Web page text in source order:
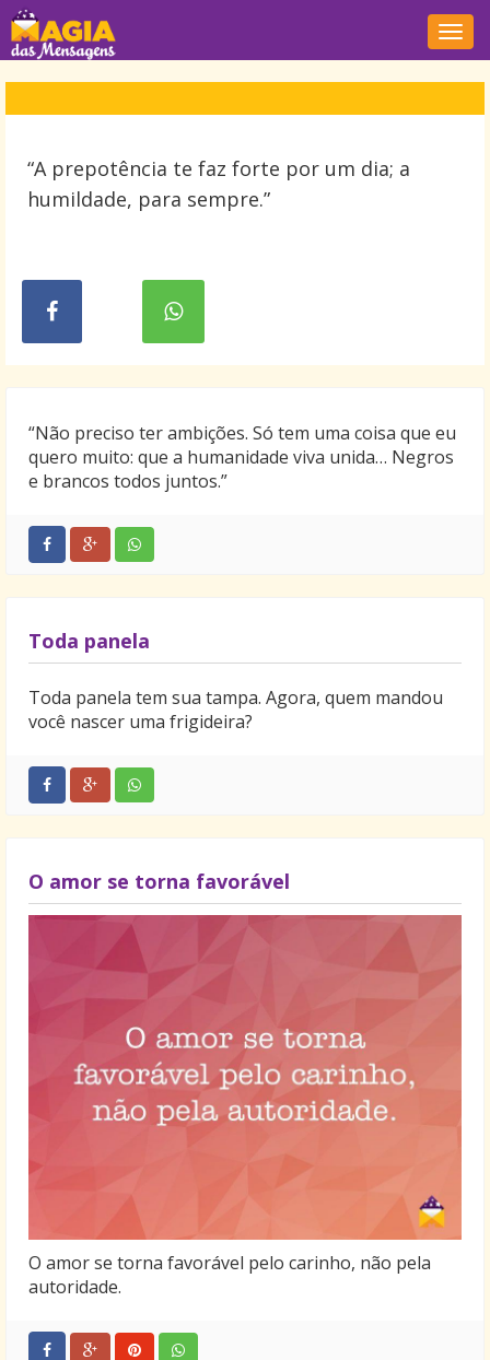
“A prepotência te faz forte por um dia; a
humildade, para sempre.”
“Não preciso ter ambições. Só tem uma coisa que eu
quero muito: que a humanidade viva unida… Negros
e brancos todos juntos.”
Toda panela
Toda panela tem sua tampa. Agora, quem mandou
você nascer uma frigideira?
O amor se torna favorável
O amor se torna favorável pelo carinho, não pela
autoridade.